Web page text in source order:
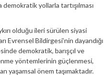
yollarla tartışılması
olduğu ileri sürülen siyasi
Evrensel Bildirgesi’nin dayandığı
demokratik, barışçıl ve
yöntemlerinin güçlenmesi,
yaşamsal önem taşımaktadır.